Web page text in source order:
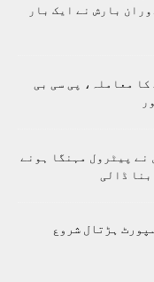
بارش نے ایک بار
معاملہ، پی سی بی
نے پیٹرول مہنگا ہونے
ڈالی
ہڑتال شروع